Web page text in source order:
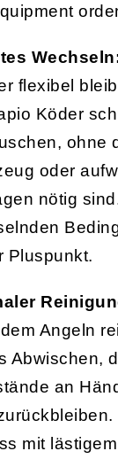
flexibel
Köder
ohne
oder
nötig
Pluspunkt.
Angeln
Abwischen,
an
mit